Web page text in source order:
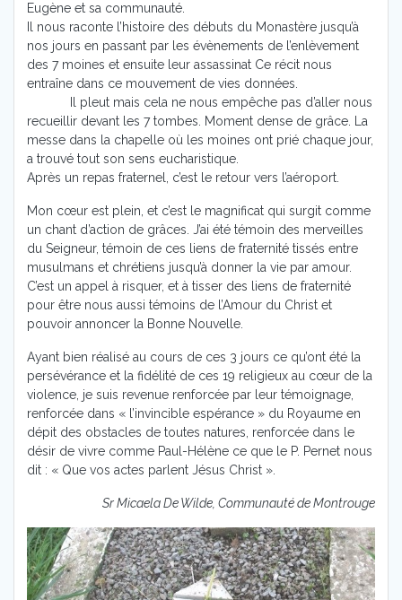
Eugène et sa communauté.
Il nous raconte l’histoire des débuts du Monastère jusqu’à
nos jours en passant par les évènements de l’enlèvement
des 7 moines et ensuite leur assassinat Ce récit nous
entraîne dans ce mouvement de vies données.
Il pleut mais cela ne nous empêche pas d’aller nous
recueillir devant les 7 tombes. Moment dense de grâce. La
messe dans la chapelle où les moines ont prié chaque jour,
a trouvé tout son sens eucharistique.
Après un repas fraternel, c’est le retour vers l’aéroport.
Mon cœur est plein, et c’est le magnificat qui surgit comme
un chant d’action de grâces. J’ai été témoin des merveilles
du Seigneur, témoin de ces liens de fraternité tissés entre
musulmans et chrétiens jusqu’à donner la vie par amour.
C’est un appel à risquer, et à tisser des liens de fraternité
pour être nous aussi témoins de l’Amour du Christ et
pouvoir annoncer la Bonne Nouvelle.
Ayant bien réalisé au cours de ces 3 jours ce qu’ont été la
persévérance et la fidélité de ces 19 religieux au cœur de la
violence, je suis revenue renforcée par leur témoignage,
renforcée dans « l’invincible espérance » du Royaume en
dépit des obstacles de toutes natures, renforcée dans le
désir de vivre comme Paul-Hélène ce que le P. Pernet nous
dit : « Que vos actes parlent Jésus Christ ».
Sr Micaela De Wilde, Communauté de Montrouge